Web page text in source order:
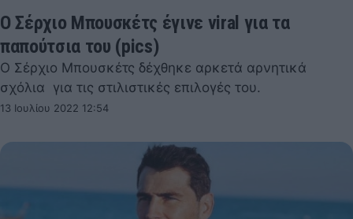
O Σέρχιο Μπουσκέτς έγινε viral για τα
παπούτσια του (pics)
Ο Σέρχιο Μπουσκέτς δέχθηκε αρκετά αρνητικά
σχόλια για τις στιλιστικές επιλογές του.
13 Ιουλίου 2022 12:54